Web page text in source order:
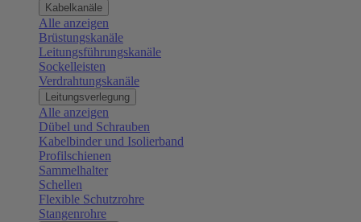
Kabelkanäle
Alle anzeigen
Brüstungskanäle
Leitungsführungskanäle
Sockelleisten
Verdrahtungskanäle
Leitungsverlegung
Alle anzeigen
Dübel und Schrauben
Kabelbinder und Isolierband
Profilschienen
Sammelhalter
Schellen
Flexible Schutzrohre
Stangenrohre